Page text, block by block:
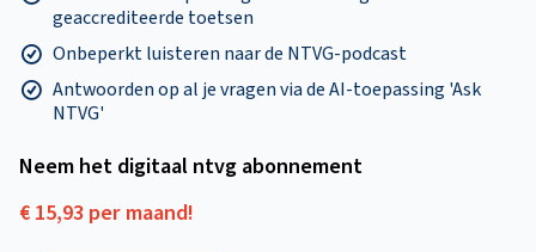
geaccrediteerde toetsen
Onbeperkt luisteren naar de NTVG-podcast
Antwoorden op al je vragen via de AI-toepassing 'Ask
NTVG'
Neem het digitaal ntvg abonnement
€ 15,93 per maand!